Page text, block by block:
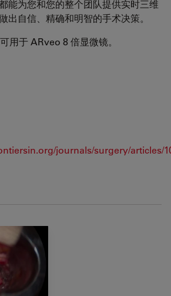
能为您和您的整个团队提供实时三维
出自信、精确和明智的手术决策。
用于 ARveo 8 倍显微镜。
journals/surgery/articles/